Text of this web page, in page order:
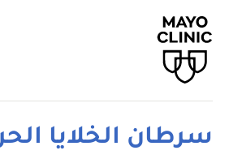
سرطان الخلايا